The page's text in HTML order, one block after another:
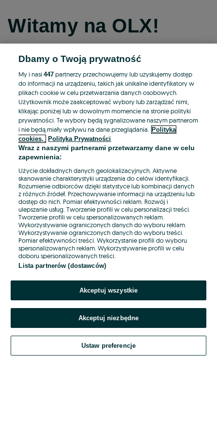
Witamy na OLX!
Kontynuuj przez Facebooka
Kontynuuj przez konto Apple
Kontynuuj przez konto Google
LUB
E-mail
Hasło
Nie pamiętasz hasła?
Zaloguj się
Kontynuując za pośrednictwem jednego z dostawców wskazanych powyżej,
Regulamin serwisu OLX.pl w jego aktualnym brzmieniu.
Dbamy o Twoją prywatność
My i nasi447 partnerzy przechowujemy lub uzyskujemy dostęp
do informacji na urządzeniu, takich jak unikalne identyfikatory w
plikach cookie w celu przetwarzania danych osobowych.
Użytkownik może zaakceptować wybory lub zarządzać nimi,
klikając poniżej lub w dowolnym momencie na stronie polityki
prywatności. Te wybory będą sygnalizowane naszym partnerom
i nie będą miały wpływu na dane przeglądania.
Polityka
cookies,
Polityka Prywatności
Wraz z naszymi partnerami przetwarzamy dane w celu
zapewnienia:
Użycie dokładnych danych geolokalizacyjnych. Aktywne
skanowanie charakterystyki urządzenia do celów identyfikacji.
Rozumienie odbiorców dzięki statystyce lub kombinacji danych
z różnych źródeł. Przechowywanie informacji na urządzeniu lub
dostęp do nich. Pomiar efektywności reklam. Rozwój i
ulepszanie usług. Tworzenie profili w celu personalizacji treści.
Tworzenie profili w celu spersonalizowanych reklam.
Wykorzystywanie ograniczonych danych do wyboru reklam.
Wykorzystywanie ograniczonych danych do wyboru treści.
Pomiar efektywności treści. Wykorzystanie profili do wyboru
spersonalizowanych reklam. Wykorzystywanie profili w celu
doboru spersonalizowanych treści.
Lista partnerów (dostawców)
Akceptuj wszystkie
Akceptuj niezbędne
Ustaw preferencje